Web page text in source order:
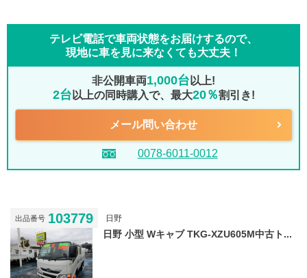
テレビ電話で車両状態をお届けするので、
現地に車を見に来なくても大丈夫！
非公開車両1,000台 以上!
2台 以上の同時購入で、最大20％割引き!
メール問い合わせ
0078-6011-0012
出品番号 103779 日野
日野 小型 Wキャブ TKG-XZU605M中古ト...